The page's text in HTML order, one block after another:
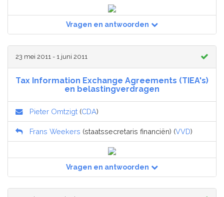
Vragen en antwoorden
23 mei 2011 - 1 juni 2011
Tax Information Exchange Agreements (TIEA's)
en belastingverdragen
Pieter Omtzigt (CDA)
Frans Weekers (staatssecretaris financiën) (VVD)
Vragen en antwoorden